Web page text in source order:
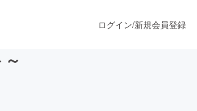
ログイン/新規会員登録